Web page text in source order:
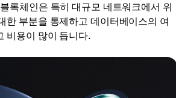
록체인은 특히 대규모 네트워크에서 위
한 부분을 통제하고 데이터베이스의 여
비용이 많이 듭니다.